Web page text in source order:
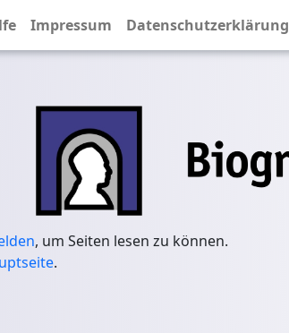
Impressum Datenschutzerklärung
, um Seiten lesen zu können.
.